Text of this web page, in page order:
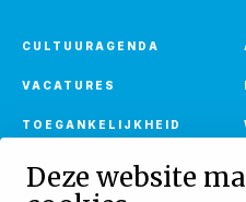
Deze website
CULTUURAGENDA
VACATURES
TOEGANKELIJKHEID